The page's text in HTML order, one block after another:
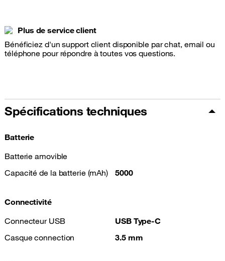
Plus de service client
Bénéficiez d'un support client disponible par chat, email ou
téléphone pour répondre à toutes vos questions.
Spécifications techniques
Batterie
Batterie amovible
Capacité de la batterie (mAh)
5000
Connectivité
Connecteur USB
USB Type-C
Casque connection
3.5 mm